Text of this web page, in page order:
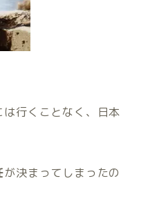
行くことなく、日本
が決まってしまったの